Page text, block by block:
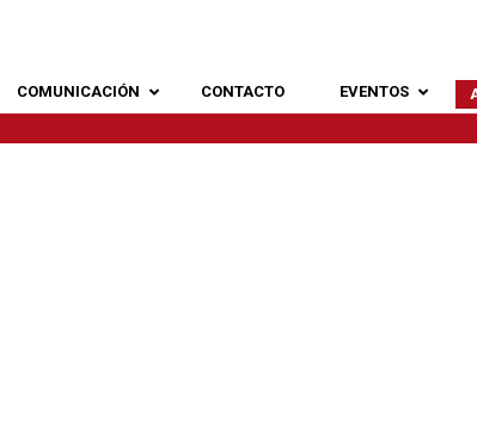
COMUNICACIÓN CONTACTO EVENTOS